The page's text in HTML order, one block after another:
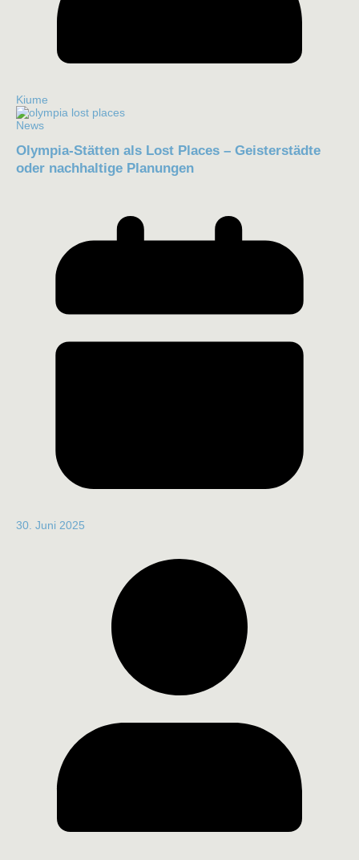
Kiume
News
Olympia-Stätten als Lost Places – Geisterstädte
oder nachhaltige Planungen
30. Juni 2025